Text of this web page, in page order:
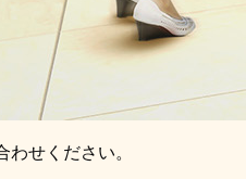
せください。